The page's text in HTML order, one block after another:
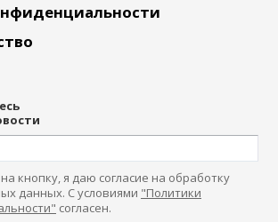
кнопку, я даю согласие на обработку
данных. С условиями "Политики
согласен.